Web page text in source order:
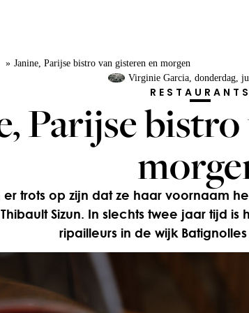
Janine, Parijse bistro van gisteren en morgen
Virginie Garcia, donderdag,
RESTAURANTS
Parijse
er trots op zijn dat ze haar voornaam
Sizun. In slechts twee jaar tijd
ripailleurs in de wijk